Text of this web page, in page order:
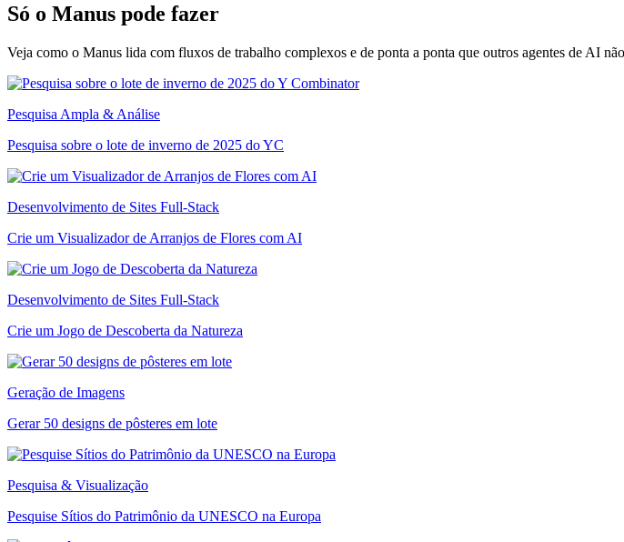
Só o Manus pode fazer
Veja como o Manus lida com fluxos de trabalho complexos e de ponta a ponta que outros agentes de AI
Pesquisa Ampla & Análise
Pesquisa sobre o lote de inverno de 2025 do YC
Desenvolvimento de Sites Full-Stack
Crie um Visualizador de Arranjos de Flores com AI
Desenvolvimento de Sites Full-Stack
Crie um Jogo de Descoberta da Natureza
Geração de Imagens
Gerar 50 designs de pôsteres em lote
Pesquisa & Visualização
Pesquise Sítios do Patrimônio da UNESCO na Europa